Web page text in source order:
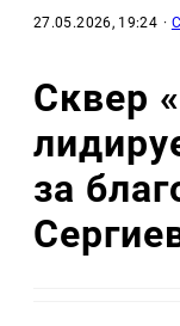
27.05.2026, 19:24 ·
Сквер
за